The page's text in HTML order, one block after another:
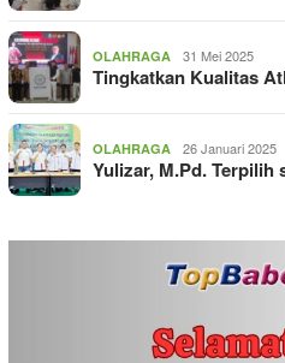
OLAHRAGA 31 Mei 2025
Tingkatkan Kualitas
OLAHRAGA 26 Januari 2025
Yulizar, M.Pd.